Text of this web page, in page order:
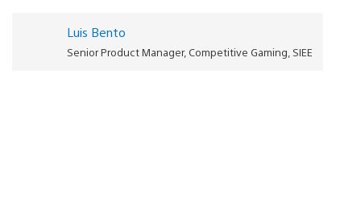
Luis Bento
Senior Product Manager, Competitive Gaming, SIEE